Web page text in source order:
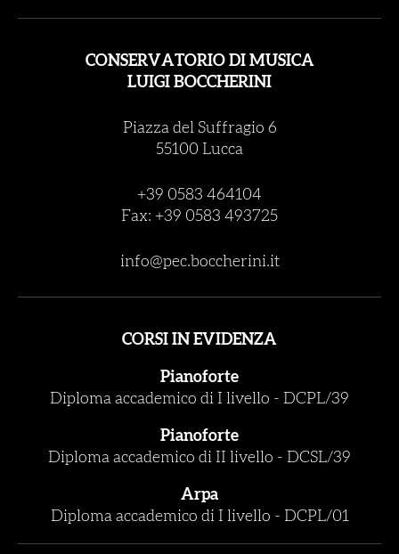
CONSERVATORIO DI MUSICA
LUIGI BOCCHERINI
Piazza del Suffragio 6
55100 Lucca
+39 0583 464104
Fax: +39 0583 493725
info@pec.boccherini.it
CORSI IN EVIDENZA
Pianoforte
Diploma accademico di I livello - DCPL/39
Pianoforte
Diploma accademico di II livello - DCSL/39
Arpa
Diploma accademico di I livello - DCPL/01